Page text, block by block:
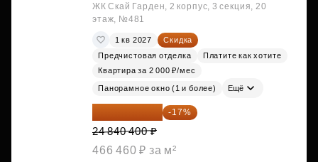
ЖК Скай Гарден, 2 корпус, 3 секция, 20
этаж, №481
1 кв 2027
Скидка
Предчистовая отделка
Платите как хотите
Квартира за 2 000 ₽/мес
Панорамное окно (1 и более) Ещё
20 617 532 ₽ -17%
24 840 400 ₽
466 460 ₽ за м²